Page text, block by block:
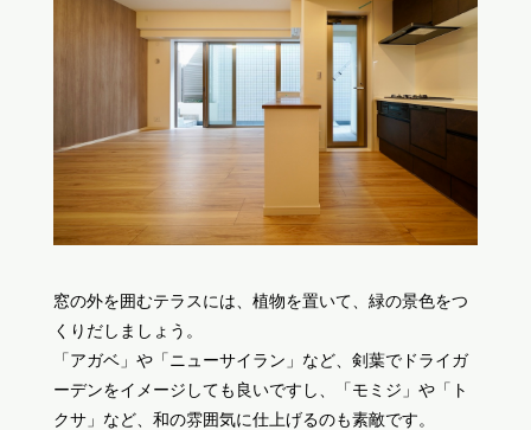
窓の外を囲むテラスには、植物を置いて、緑の景色をつ
くりだしましょう。
「アガベ」や「ニューサイラン」など、剣葉でドライガ
ーデンをイメージしても良いですし、「モミジ」や「ト
クサ」など、和の雰囲気に仕上げるのも素敵です。